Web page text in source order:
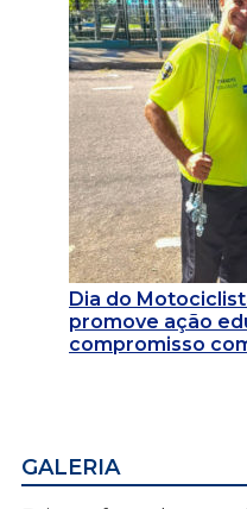
Dia do
promove ação
compromisso
GALERIA